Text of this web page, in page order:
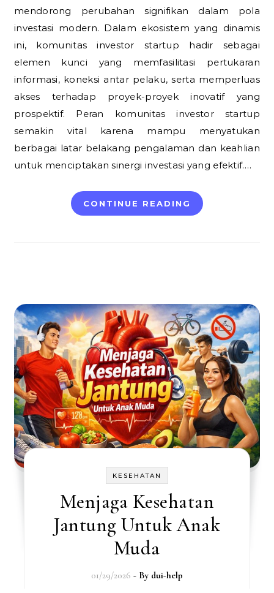
mendorong perubahan signifikan dalam pola
investasi modern. Dalam ekosistem yang dinamis
ini, komunitas investor startup hadir sebagai
elemen kunci yang memfasilitasi pertukaran
informasi, koneksi antar pelaku, serta memperluas
akses terhadap proyek-proyek inovatif yang
prospektif. Peran komunitas investor startup
semakin vital karena mampu menyatukan
berbagai latar belakang pengalaman dan keahlian
untuk menciptakan sinergi investasi yang efektif.…
CONTINUE READING
KESEHATAN
Menjaga Kesehatan
Jantung Untuk Anak
Muda
01/29/2026 - By dui-help